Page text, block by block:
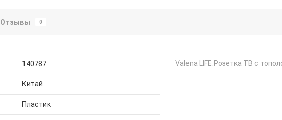
Отзывы 0
140787
Китай
Пластик
Valena LIFE.Розетка ТВ c